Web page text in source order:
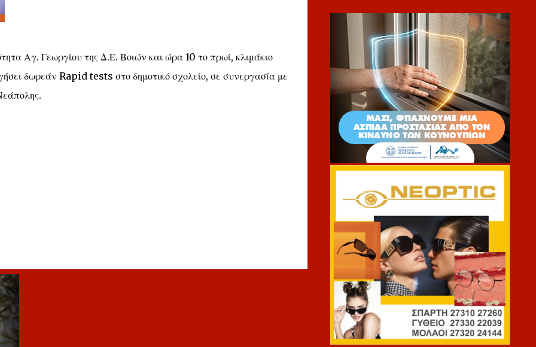
Αγ. Γεωργίου της Δ.Ε. Βοιών και ώρα 10 το πρωί, κλιμάκιο
δωρεάν Rapid tests στο δημοτικό σχολείο, σε συνεργασία με